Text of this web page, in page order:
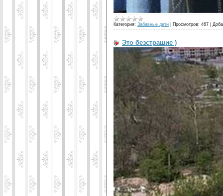
Категория: Забавные дети Просмотров: 467
Это безстрашие )